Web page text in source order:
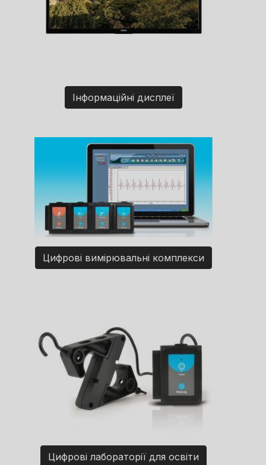
Інформаційні дисплеї
Цифрові вимірювальні комплекси
Цифрові лабораторії для освіти